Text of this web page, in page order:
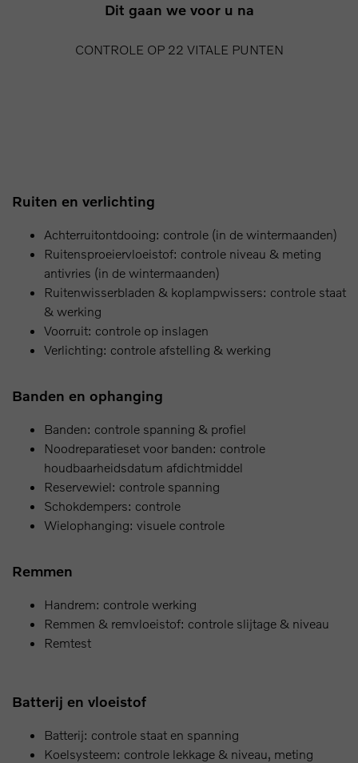
Dit gaan we voor u na
CONTROLE OP 22 VITALE PUNTEN
Ruiten en verlichting
Achterruitontdooing: controle (in de wintermaanden)
Ruitensproeiervloeistof: controle niveau & meting
antivries (in de wintermaanden)
Ruitenwisserbladen & koplampwissers: controle staat
& werking
Voorruit: controle op inslagen
Verlichting: controle afstelling & werking
Banden en ophanging
Banden: controle spanning & profiel
Noodreparatieset voor banden: controle
houdbaarheidsdatum afdichtmiddel
Reservewiel: controle spanning
Schokdempers: controle
Wielophanging: visuele controle
Remmen
Handrem: controle werking
Remmen & remvloeistof: controle slijtage & niveau
Remtest
Batterij en vloeistof
Batterij: controle staat en spanning
Koelsysteem: controle lekkage & niveau, meting